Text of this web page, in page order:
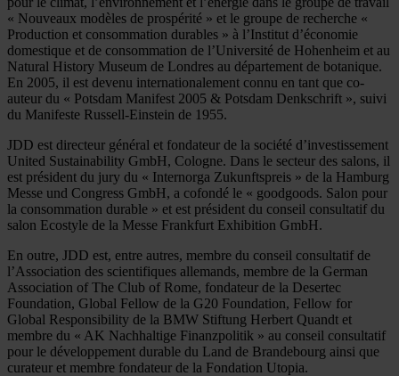
« Nouveaux modèles de prospérité » et le groupe de recherche «
Production et consommation durables » à l’Institut d’économie
domestique et de consommation de l’Université de Hohenheim et au
Natural History Museum de Londres au département de botanique.
En 2005, il est devenu internationalement connu en tant que co-
auteur du « Potsdam Manifest 2005 & Potsdam Denkschrift », suivi
du Manifeste Russell-Einstein de 1955.
JDD est directeur général et fondateur de la société d’investissement
United Sustainability GmbH, Cologne. Dans le secteur des salons, il
est président du jury du « Internorga Zukunftspreis » de la Hamburg
Messe und Congress GmbH, a cofondé le « goodgoods. Salon pour
la consommation durable » et est président du conseil consultatif du
salon Ecostyle de la Messe Frankfurt Exhibition GmbH.
En outre, JDD est, entre autres, membre du conseil consultatif de
l’Association des scientifiques allemands, membre de la German
Association of The Club of Rome, fondateur de la Desertec
Foundation, Global Fellow de la G20 Foundation, Fellow for
Global Responsibility de la BMW Stiftung Herbert Quandt et
membre du « AK Nachhaltige Finanzpolitik » au conseil consultatif
pour le développement durable du Land de Brandebourg ainsi que
curateur et membre fondateur de la Fondation Utopia.